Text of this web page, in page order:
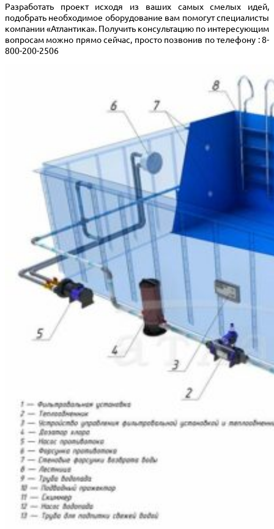
Разработать проект исходя из ваших самых смелых идей,
подобрать необходимое оборудование вам помогут специалисты
компании «Атлантика». Получить консультацию по интересующим
вопросам можно прямо сейчас, просто позвонив по телефону :8-
800-200-2506